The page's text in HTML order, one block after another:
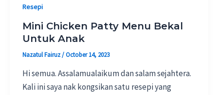
Resepi
Mini Chicken Patty Menu Bekal
Untuk Anak
Nazatul Fairuz/October 14, 2023
Hi semua. Assalamualaikum dan salam sejahtera.
Kali ini saya nak kongsikan satu resepi yang